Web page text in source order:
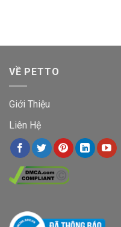
VỀ PETTO
Giới Thiệu
Liên Hệ